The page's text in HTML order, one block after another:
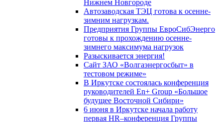
Нижнем Новгороде
Автозаводская ТЭЦ готова к осенне-
зимним нагрузкам.
Предприятия Группы ЕвроСибЭнерго
готовы к прохождению осенне-
зимнего максимума нагрузок
Разыскивается энергия!
Сайт ЗАО «Волгаэнергосбыт» в
тестовом режиме»
В Иркутске состоялась конференция
руководителей En+ Group «Большое
будущее Восточной Сибири»
6 июня в Иркутске начала работу
первая HR–конференция Группы